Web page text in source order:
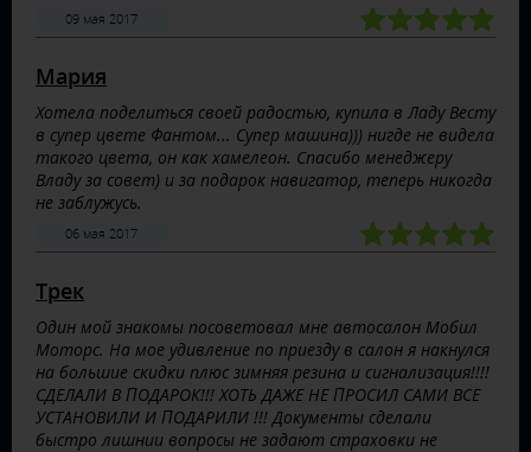
09 мая 2017
Мария
Хотела поделиться своей радостью, купила в Ладу Весту
в супер цвете Фантом... Супер машина))) нигде не видела
такого цвета, он как хамелеон. Спасибо менеджеру
Владу за совет) и за подарок навигатор, теперь никогда
не заблужусь.
06 мая 2017
Трек
Один мой знакомы посоветовал мне автосалон Мобил
Моторс. На мое удивление по приезду в салон я накнулся
на большие скидки плюс зимняя резина и сигнализация!!!!
СДЕЛАЛИ В ПОДАРОК!!! ХОТЬ ДАЖЕ НЕ ПРОСИЛ САМИ ВСЕ
УСТАНОВИЛИ И ПОДАРИЛИ !!! Документы сделали
быстро лишнии вопросы не задают страховки не